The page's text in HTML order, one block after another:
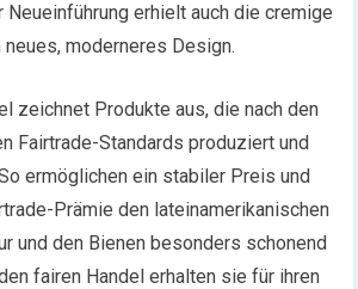
Neueinführung erhielt auch die cremige
moderneres Design.
zeichnet Produkte aus, die nach den
Fairtrade-Standards produziert und
ermöglichen ein stabiler Preis und
Prämie den lateinamerikanischen
und den Bienen besonders schonend
fairen Handel erhalten sie für ihren